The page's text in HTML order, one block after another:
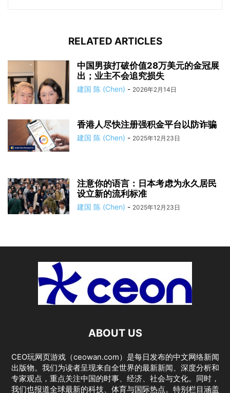
RELATED ARTICLES
中国男孩打破价值28万美元的金冠展
出；业主不会追究损失
建国 陈 (Chen) - 2026年2月14日
香港人尽快注册强积金平台以防诈骗
建国 陈 (Chen) - 2025年12月23日
注意你的语言：日本考虑为永久居民
设立新的流利标准
建国 陈 (Chen) - 2025年12月23日
ABOUT US
CEO玩网页游戏（ceowan.com）是每日发布的中文网络新闻
出版物。我们为读者呈现来自全世界的最新新闻、深度分析和
专家观点，重点关注中国的时事、经济、社会与文化。同时，
我们也报道全球最新的科技、体育与国际热点。特别栏目涵盖